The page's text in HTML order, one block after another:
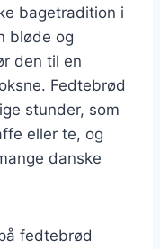
bagetradition i
bløde og
den til en
Fedtebrød
stunder, som
eller te, og
danske
fedtebrød